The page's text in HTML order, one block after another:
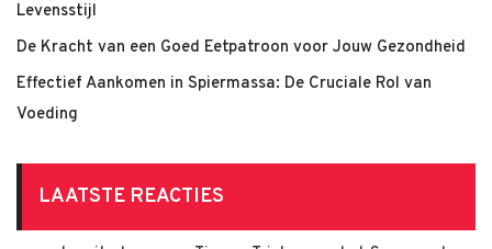
Levensstijl
De Kracht van een Goed Eetpatroon voor Jouw Gezondheid
Effectief Aankomen in Spiermassa: De Cruciale Rol van
Voeding
LAATSTE REACTIES